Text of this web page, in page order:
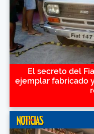
El secreto del
ejemplar fabricado